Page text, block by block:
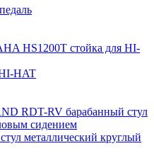
HAT
металлический круглый